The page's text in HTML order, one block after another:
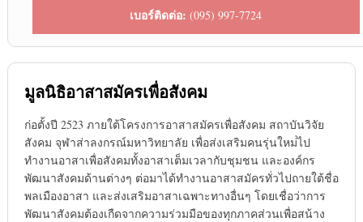
เบอร์ติดต่อ: (095) 997-7724
มูลนิธิอาสาสมัครเพื่อสังคม
ก่อตั้งปี 2523 ภายใต้โครงการอาสาสมัครเพื่อสังคม สถาบันวิจัย
สังคม จุฬาส่าลงกรณ์มหาวิทยาลัย เพื่อส่งเสริมคนรุ่นใหม่่ไป
ทำงานอาสาเพื่อสังคมทั้งอาสาเต็มเวลากับชุมชน และองค์กร
พัฒนาสังคมด้านต่างๆ ต่อมาได้ทำงานอาสาสมัครทั่วไปถายใต้ชื่อ
พลเมืองอาสา และส่งเสริมอาสาเฉพาะทางอื่นๆ โดยเชื่อว่าการ
พัฒนาสังคมต้องเกืดจากความร่วมมือของทุกภาคส่วนเพื่อสน้าง